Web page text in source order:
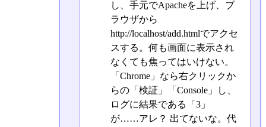
し、手元でApacheを上げ、ブ
ラウザから
http://localhost/add.htmlでアクセ
スする。何も画面に表示され
なくても焦ってはいけない。
「Chrome」なら右クリックか
らの「検証」「Console」し、
ログに結果である「3」
が……アレ？ 出てないな。代